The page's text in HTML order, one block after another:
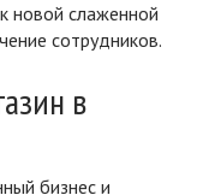
новой слаженной
сотрудников.
в
бизнес и